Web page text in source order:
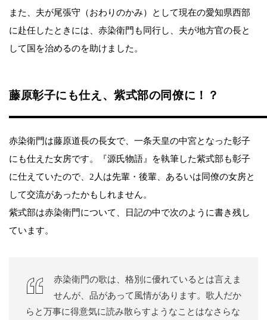
また、夫が尾張守（おわりのかみ）として現在の愛知県西部
に赴任したときには、赤染衛門も同行し、夫が地方官の長と
して国を治めるのを助けました。
藤原彰子にも仕え、紫式部の同僚に！？
赤染衛門は藤原道長の長女で、一条天皇の中宮となった彰子
にも仕えた女房です。『源氏物語』を執筆した紫式部も彰子
に仕えていたので、2人は先輩・後輩、あるいは同僚の女房と
して交流があったかもしれません。
紫式部は赤染衛門について、日記の中で次のように書き残し
ています。
赤染衛門の歌は、格別に優れているとは言えま
せんが、品があって風情があります。歌人だか
らと万事に得意気に読み散らすようなことはなさらな